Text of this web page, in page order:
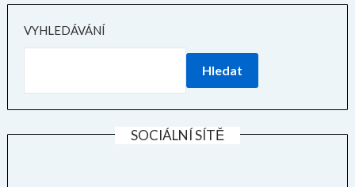
VYHLEDÁVÁNÍ
Hledat
SOCIÁLNÍ SÍTĚ